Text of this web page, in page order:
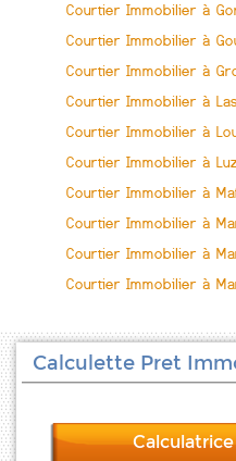
Courtier Immobilier à
Courtier Immobilier à
Courtier Immobilier à
Courtier Immobilier à
Courtier Immobilier à
Courtier Immobilier à
Courtier Immobilier à
Courtier Immobilier à
Courtier Immobilier à
Courtier Immobilier à
Calculette Pret